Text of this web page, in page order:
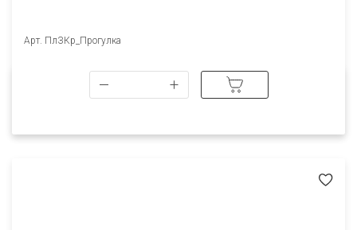
Арт. ПлЗКр_Прогулка